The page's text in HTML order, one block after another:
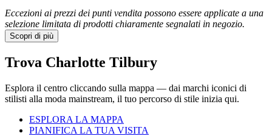
Eccezioni ai prezzi dei punti vendita possono essere applicate a una
selezione limitata di prodotti chiaramente segnalati in negozio.
Scopri di più
Trova Charlotte Tilbury
Esplora il centro cliccando sulla mappa — dai marchi iconici di
stilisti alla moda mainstream, il tuo percorso di stile inizia qui.
ESPLORA LA MAPPA
PIANIFICA LA TUA VISITA